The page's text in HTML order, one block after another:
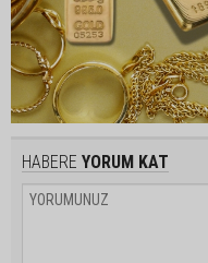
HABERE YORUM KAT